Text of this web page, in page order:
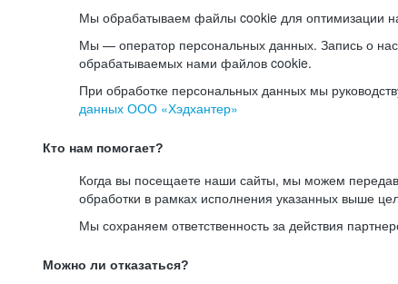
Мы обрабатываем файлы cookie для оптимизации
Мы — оператор персональных данных. Запись о нас
обрабатываемых нами файлов cookie.
При обработке персональных данных мы
данных ООО «Хэдхантер»
Кто нам помогает?
Когда вы посещаете наши сайты, мы можем
обработки в рамках исполнения указанных выше
Мы сохраняем ответственность за действия
Можно ли отказаться?